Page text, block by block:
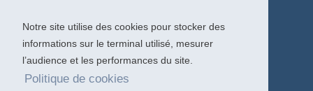
Notre site utilise des cookies pour stocker des
informations sur le terminal utilisé, mesurer
l’audience et les performances du site.
Politique de cookies
Charte voyageur
Copyright 1996-2026